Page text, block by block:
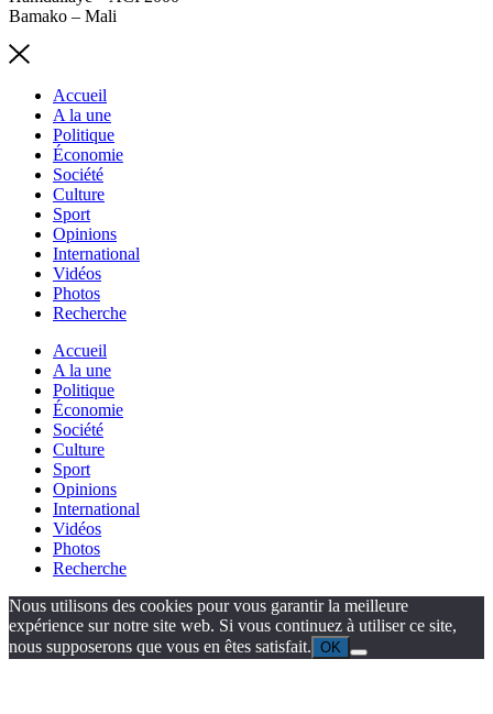
Bamako – Mali
Accueil
A la une
Politique
Économie
Société
Culture
Sport
Opinions
International
Vidéos
Photos
Recherche
Accueil
A la une
Politique
Économie
Société
Culture
Sport
Opinions
International
Vidéos
Photos
Recherche
Nous utilisons des cookies pour vous garantir la meilleure
expérience sur notre site web. Si vous continuez à utiliser ce site,
nous supposerons que vous en êtes satisfait. OK